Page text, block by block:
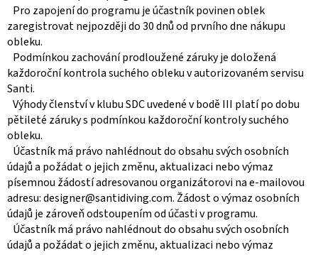
Pro zapojení do programu je účastník povinen oblek
zaregistrovat nejpozději do 30 dnů od prvního dne nákupu
obleku.
Podmínkou zachování prodloužené záruky je doložená
každoroční kontrola suchého obleku v autorizovaném servisu
Santi.
Výhody členství v klubu SDC uvedené v bodě III platí po dobu
pětileté záruky s podmínkou každoroční kontroly suchého
obleku.
Účastník má právo nahlédnout do obsahu svých osobních
údajů a požádat o jejich změnu, aktualizaci nebo výmaz
písemnou žádostí adresovanou organizátorovi na e-mailovou
adresu: designer@santidiving.com. Žádost o výmaz osobních
údajů je zároveň odstoupením od účasti v programu.
Účastník má právo nahlédnout do obsahu svých osobních
údajů a požádat o jejich změnu, aktualizaci nebo výmaz